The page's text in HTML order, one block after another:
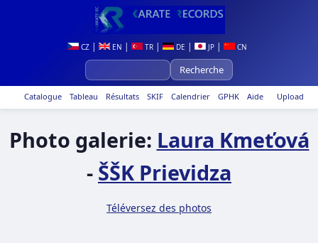
CZ| EN | TR| DE | JP| CN
Upload
Catalogue Tableau Résultats SKIF Calendrier GPHK Aide
Photo galerie: Laura Kmeťová
- ŠŠK Prievidza
Téléversez des photos